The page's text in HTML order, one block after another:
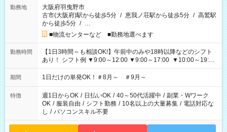
勤務地
大阪府羽曳野市
古市(大阪府)駅から徒歩5分 / 恵我ノ荘駅から徒歩5分 / 高鷲駅
から徒歩5分 / …
■物流センターなど ■勤務地選べます
勤務時間
【1日3時間～も相談OK!】午前中のみや18時以降などのシフト
あり！ シフト例 ▼9:00～12:00 ▼9:00～17:00 ▼10:00～19:00
▼18:00～21:00
期間 1日だけの単発OK！＃8月～ ＃9月～
特徴 週1日からOK / 日払いOK / 40～50代活躍中 / 副業・Wワーク
OK / 服装自由 / シフト勤務 / 10名以上の大量募集 / 電話対応な
し / パソコンスキル不要